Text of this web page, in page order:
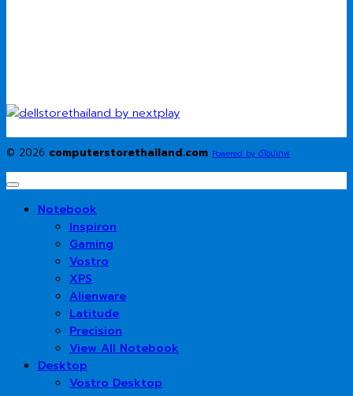
© 2026 computerstorethailand.com Powered by ดีไซน์เทพ
Notebook
Inspiron
Gaming
Vostro
XPS
Alienware
Latitude
Precision
View All Notebook
Desktop
Vostro Desktop